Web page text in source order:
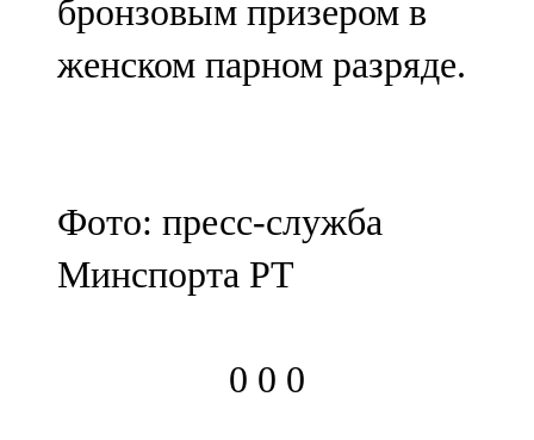
бронзовым призером в
женском парном разряде.
Фото: пресс-служба
Минспорта РТ
0 0 0